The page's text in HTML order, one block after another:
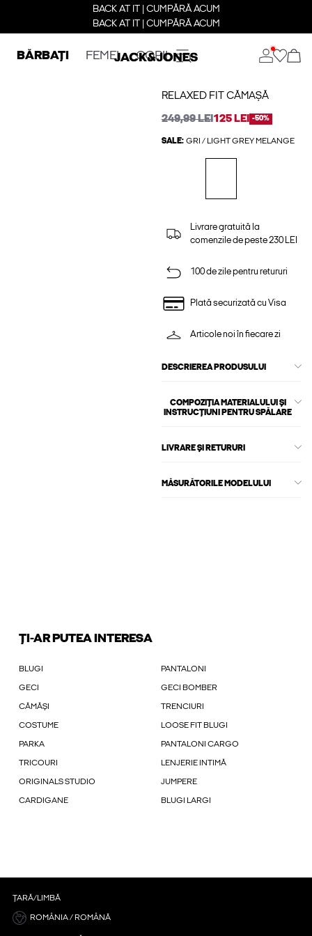
BACK AT IT | CUMPĂRĂ ACUM
BACK AT IT | CUMPĂRĂ ACUM
BĂRBAȚI FEMEI COPII
RELAXED FIT CĂMAȘĂ
249,99 LEI125 LEI -50%
SALE: GRI / LIGHT GREY MELANGE
Livrare gratuită la
comenzile de peste 230 LEI
100 de zile pentru retururi
Plată securizată cu Visa
Articole noi în fiecare zi
DESCRIEREA PRODUSULUI
COMPOZIȚIA MATERIALULUI ȘI
INSTRUCȚIUNI PENTRU SPĂLARE
LIVRARE ȘI RETURURI
MĂSURĂTORILE MODELULUI
ȚI-AR PUTEA INTERESA
BLUGI PANTALONI
GECI GECI BOMBER
CĂMĂȘI TRENCIURI
COSTUME LOOSE FIT BLUGI
PARKA PANTALONI CARGO
TRICOURI LENJERIE INTIMĂ
ORIGINALS STUDIO JUMPERE
CARDIGANE BLUGI LARGI
ȚARĂ/LIMBĂ
ROMÂNIA / ROMÂNĂ